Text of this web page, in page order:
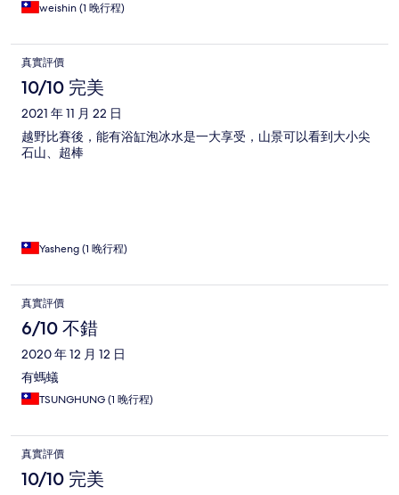
weishin (1 晚行程)
真實評價
10/10 完美
2021 年 11 月 22 日
越野比賽後，能有浴缸泡冰水是一大享受，山景可以看到大小尖
石山、超棒
Yasheng (1 晚行程)
真實評價
6/10 不錯
2020 年 12 月 12 日
有螞蟻
TSUNGHUNG (1 晚行程)
真實評價
10/10 完美